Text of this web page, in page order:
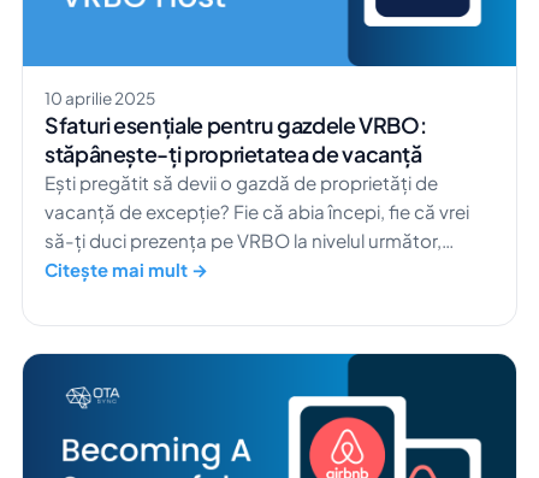
10 aprilie 2025
Sfaturi esențiale pentru gazdele VRBO:
stăpânește-ți proprietatea de vacanță
Ești pregătit să devii o gazdă de proprietăți de
vacanță de excepție? Fie că abia începi, fie că vrei
să-ți duci prezența pe VRBO la nivelul următor,
crearea unui anunț perfect este cheia pentru a
puțin know-how și instrumentele potrivite, vei fi pe
drumul cel bun spre administrarea cu succes a unei
proprietăți de vacanță. Hai să descoperim […]
Citește mai mult →